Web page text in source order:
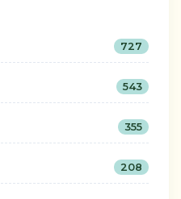
727
543
355
208